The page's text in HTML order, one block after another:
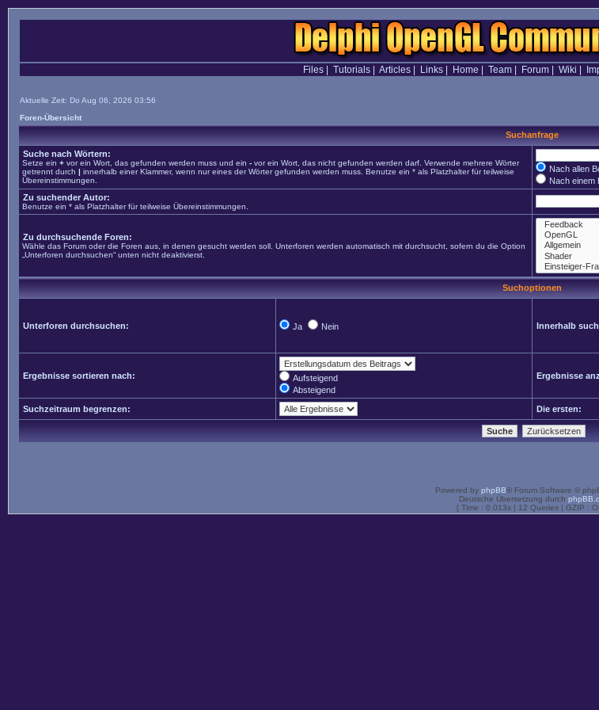
Files| Tutorials| Articles| Links| Home Team| Forum| Wiki
Aktuelle Zeit: Do Aug 06, 2026 03:56
Foren-Übersicht
Suchanfrage
Suche nach Wörtern:
Setze ein + vor ein Wort, das gefunden werden muss und ein - vor ein Wort, das nicht gefunden werden darf. Verwende mehrere Wörter
getrennt durch | innerhalb einer Klammer, wenn nur eines der Wörter gefunden werden muss. Benutze ein * als Platzhalter für teilweise
Übereinstimmungen.
Nach allen
Nach einem
Zu suchender Autor:
Benutze ein * als Platzhalter für teilweise Übereinstimmungen.
Zu durchsuchende Foren:
Wähle das Forum oder die Foren aus, in denen gesucht werden soll. Unterforen werden automatisch mit durchsucht, sofern du die Option
„Unterforen durchsuchen“ unten nicht deaktivierst.
Suchoptionen
Unterforen durchsuchen: Ja Nein Innerhalb
Ergebnisse sortieren nach:
Aufsteigend
Absteigend
Ergebnisse
Suchzeitraum begrenzen: Die ersten:
Powered by phpBB® Forum Software ©
Deutsche Übersetzung durch
[ Time : 0.013s | 12 Queries | GZIP :